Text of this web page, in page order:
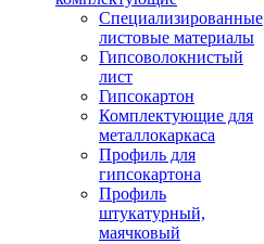
Специализированные
листовые материалы
Гипсоволокнистый
лист
Гипсокартон
Комплектующие для
металлокаркаса
Профиль для
гипсокартона
Профиль
штукатурный,
маячковый